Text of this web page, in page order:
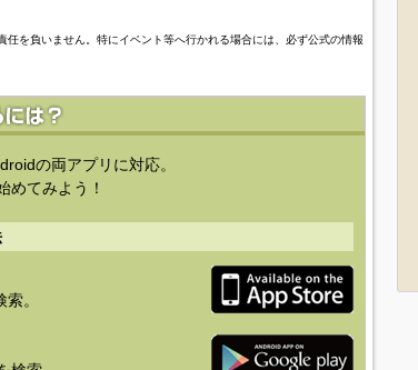
を負いません。特にイベント等へ行かれる場合には、必ず公式の情報
の両アプリに対応。
めてみよう！
。